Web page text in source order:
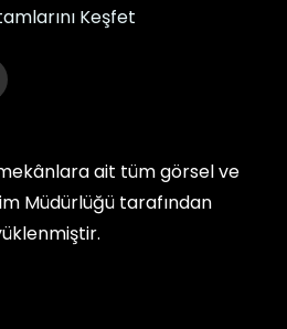
Keşfet
ait tüm görsel ve
Müdürlüğü tarafından